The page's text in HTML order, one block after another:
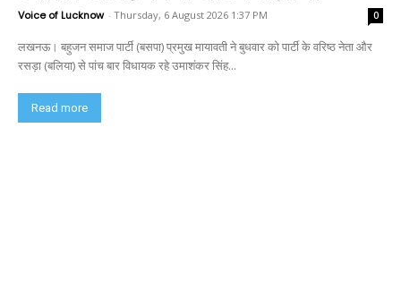
Voice of Lucknow - Thursday, 6 August 2026 1:37 PM 0
लखनऊ। बहुजन समाज पार्टी (बसपा) प्रमुख मायावती ने बुधवार को पार्टी के वरिष्ठ नेता और
रसड़ा (बलिया) से पांच बार विधायक रहे उमाशंकर सिंह...
Read more